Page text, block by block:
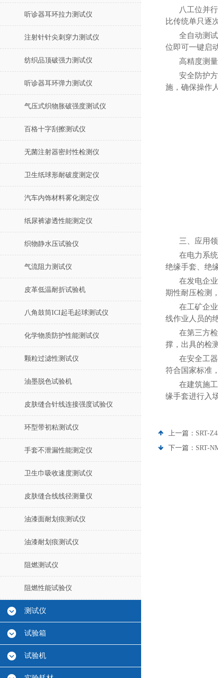
听诊器耳环拉力测试仪
注射针针尖刺穿力测试仪
纺织品顶破强力测试仪
听诊器耳环弹力测试仪
气压式织物胀破强度测试仪
百格十字刮擦测试仪
无菌注射器密封性检测仪
卫生纸球形耐破度测定仪
汽车内饰材料雾化测定仪
纸尿裤渗透性能测定仪
织物静水压试验仪
气流阻力测试仪
皮革低温耐折试验机
八角鼓筒ICI起毛起球测试仪
化学物质防护性能测试仪
颗粒过滤性测试仪
油墨脱色试验机
皮肤缝合针线连接强度试验仪
环型带初粘测试仪
手套不泄漏性能测定仪
卫生巾吸收速度测试仪
皮肤缝合线线径测量仪
油漆面耐划痕测试仪
油漆耐划痕测试仪
阻燃测试仪
阻燃性能试验仪
测试仪
试验箱
试验机
八工位并
比传统单只逐
全自动测
位即可一键启
高精度测
安全防护
施，确保操作
三、应用
在电力系
绝缘手套、绝
在发电企
期性耐压检测
在工矿企
线作业人员的
在第三方
撑，出具的检
在安全工
符合国家标准
在建筑施
缘手套进行入
上一篇： SRT-
下一篇： SRT-